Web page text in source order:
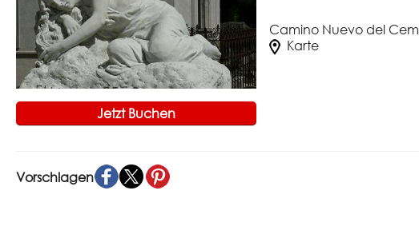
Camino Nuevo del
Karte
Jetzt Buchen
Vorschlagen